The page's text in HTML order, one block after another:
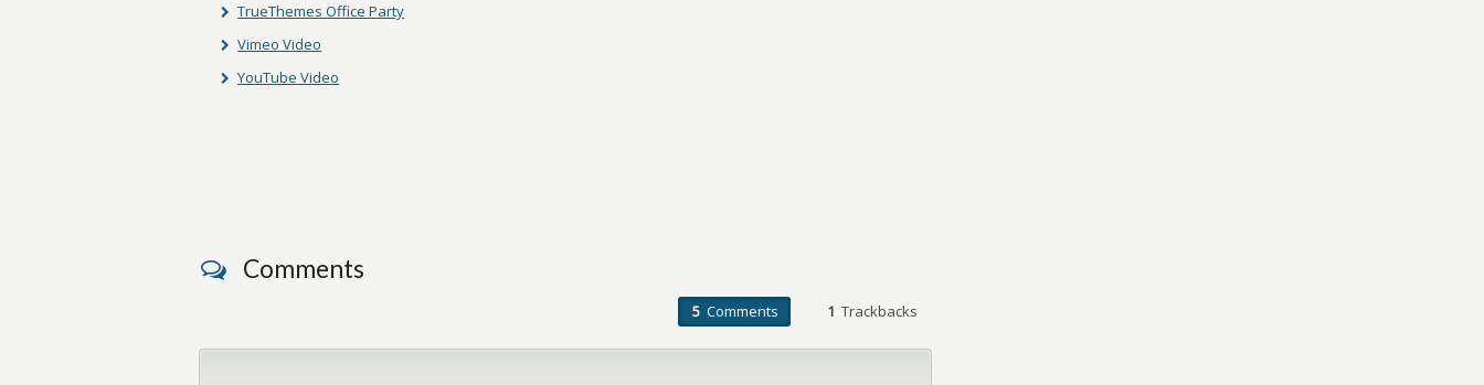
TrueThemes Office Party
Vimeo Video
YouTube Video
Comments
5 Comments 1 Trackbacks